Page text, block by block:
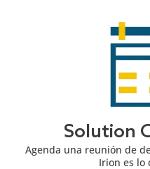
Solution
Agenda una reunión de
Irion es lo